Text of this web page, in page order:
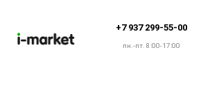
+7 937 299-55-00
пн.-пт. 8:00-17:00